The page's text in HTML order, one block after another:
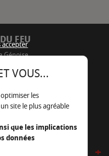
FEU
Génoise
98 09
un e-mail
VOUS...
les
site le plus agréable
que les implications
données